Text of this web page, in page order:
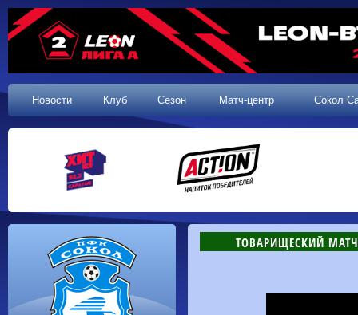
Новости Клуб Сезон Матч-центр Сокол
ТОВАРИЩЕСКИЙ